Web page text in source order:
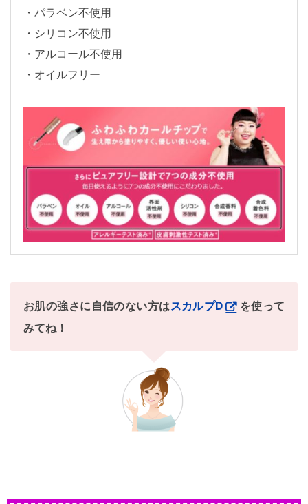
・パラベン不使用
・シリコン不使用
・アルコール不使用
・オイルフリー
お肌の強さに自信のない方はスカルプD
を使って
みてね！